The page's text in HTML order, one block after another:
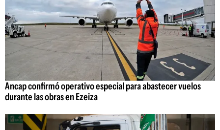
Ancap confirmó operativo especial para abastecer vuelos
durante las obras en Ezeiza